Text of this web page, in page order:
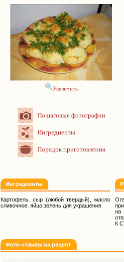
Увеличить
Пошаговые фотографии
Ингредиенты
Порядок приготовления
Ингредиенты
Картофель, сыр (любой твердый), масло
сливочное, яйцо,зелень для украшения
на
К
Фото-отзывы на рецепт